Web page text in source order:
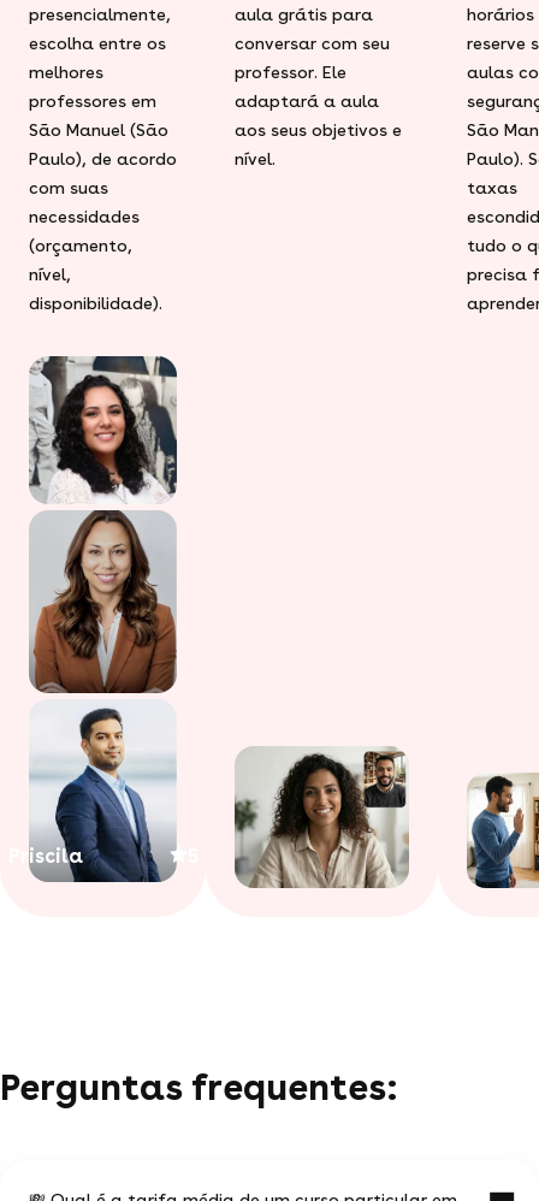
presencialmente,
escolha entre os
melhores
professores em
São Manuel (São
Paulo), de acordo
com suas
necessidades
(orçamento,
nível,
disponibilidade).
Priscila
aula grátis para
conversar com seu
professor. Ele
adaptará a aula
aos seus objetivos e
nível.
horários
reserve
aulas
São
Paulo).
taxas
tudo o
precisa
Perguntas frequentes: